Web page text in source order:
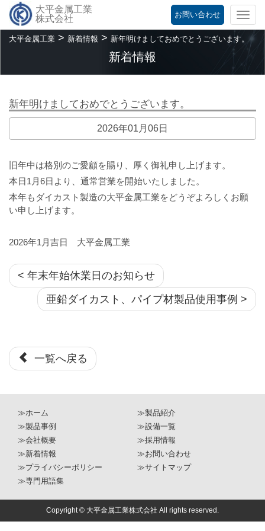
お問い合わせ
大平金属工業
株式会社
大平金属工業 > 新着情報 > 新年明けましておめでとうございます。
新着情報
新年明けましておめでとうございます。
2026年01月06日
旧年中は格別のご愛顧を賜り、厚く御礼申し上げます。
本日1月6日より、通常営業を開始いたしました。
本年もダイカスト製造の大平金属工業をどうぞよろしくお願
い申し上げます。
2026年1月吉日 大平金属工業
< 年末年始休業日のお知らせ
亜鉛ダイカスト、パイプ材製品使用事例 >
一覧へ戻る
≫ホーム
≫製品紹介
≫製品事例
≫設備一覧
≫会社概要
≫採用情報
≫新着情報
≫お問い合わせ
≫プライバシーポリシー
≫サイトマップ
≫専門用語集
Copyright © 大平金属工業株式会社 All rights reserved.